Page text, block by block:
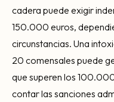
cadera puede exigir
150.000 euros,
circunstancias. Una
20 comensales puede
que superen los
contar las sanciones